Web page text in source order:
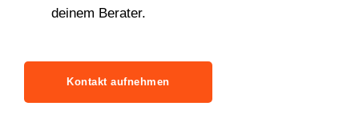
deinem Berater.
Kontakt aufnehmen